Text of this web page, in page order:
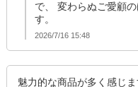
で、 変わらぬご愛顧
す。
2026/7/16 15:48
魅力的な商品が多く感じ